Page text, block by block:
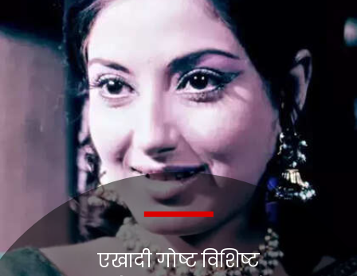
एखादी गोष्ट विशिष्ट